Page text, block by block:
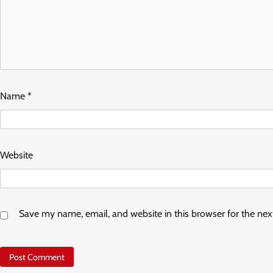
Name *
Website
Save my name, email, and website in this browser for the